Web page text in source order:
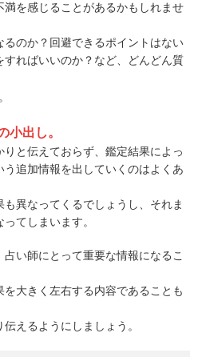
を感じることがあるかもしれませ
のか？回避できるポイントはない
ればいいのか？など、どんどん質
小出し。
と伝えておらず、鑑定結果によっ
追加情報を出していくのはよくあ
異なってくるでしょうし、それま
てしまいます。
い師にとって重要な情報になるこ
大きく左右する内容であることも
えるようにしましょう。